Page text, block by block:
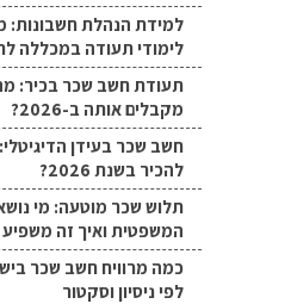
למידת הנהלת חשבונות:
לימודי תעודה במכללה
תעודת חשב שכר בכיר:
מקבלים אותה ב-2026?
חשב שכר בעידן הדיגיטלי:
להכיר בשנת 2026?
תלוש שכר מוטעה: מי
המשפטית ואיך זה
כמה מרוויח חשב שכר
לפי ניסיון וסקטור